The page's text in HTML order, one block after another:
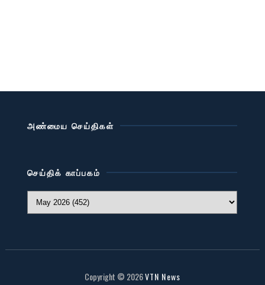
அண்மைய செய்திகள்
செய்திக் காப்பகம்
Copyright © 2026VTN News